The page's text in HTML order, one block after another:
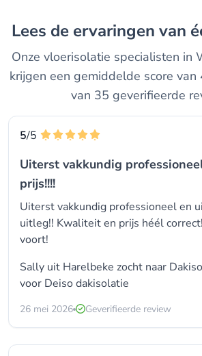
Lees de ervaringen van
Onze vloerisolatie specialisten in
krijgen een gemiddelde score
van 35 geverifieerde
5/5
Uiterst vakkundig
prijs!!!!
Uiterst vakkundig professioneel en
uitleg!! Kwaliteit en prijs héél
voort!
Sally uit Harelbeke zocht naar
voor Deiso dakisolatie
26 mei 2026 Geverifieerde review